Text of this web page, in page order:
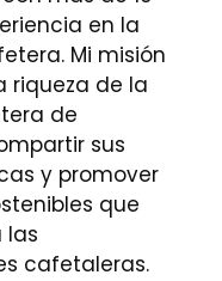
en la
Mi misión
riqueza de la
de
sus
y promover
que
las
cafetaleras.